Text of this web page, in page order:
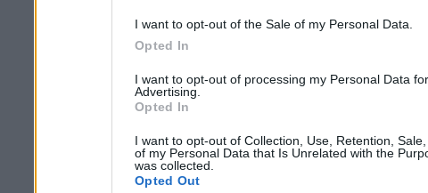
I want to opt-out of the Sale of my Personal Data.
Opted In
I want to opt-out of processing my Personal Data
Advertising.
Opted In
I want to opt-out of Collection, Use, Retention,
of my Personal Data that Is Unrelated with the
was collected.
Opted Out